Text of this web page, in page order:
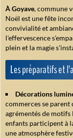
À Goyave, commune
Noël est une fête
convivialité et
l'effervescence
plein et la magie
Les préparatifs et
Décorations
commerces se parent
agrémentés de motifs
enfants participent à
une atmosphère